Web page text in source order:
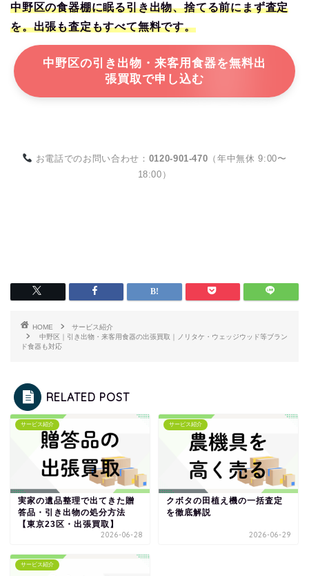
中野区の食器棚に眠る引き出物、捨てる前にまず査定
を。出張も査定もすべて無料です。
中野区の引き出物・来客用食器を無料出
張買取で申し込む
お電話でのお問い合わせ： 0120-901-470 （年中無休 9:00〜
18:00）
HOME
サービス紹介
中野区｜引き出物・来客用食器の出張買取｜ノリタケ・ウェッジウッド等ブラン
ド食器も対応
RELATED POST
サービス紹介
実家の遺品整理で出てきた贈
答品・引き出物の処分方法
【東京23区・出張買取】
2026-06-28
サービス紹介
クボタの田植え機の一括査定
を徹底解説
2026-06-29
サービス紹介